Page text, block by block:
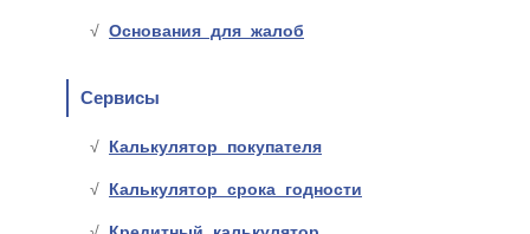
Основания для жалоб
Сервисы
Калькулятор покупателя
Калькулятор срока годности